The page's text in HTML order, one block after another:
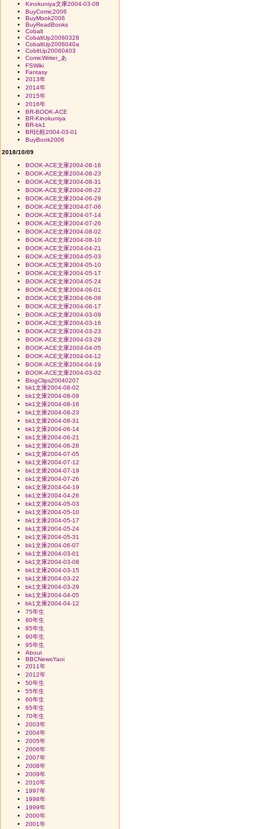
Kinokuniya文庫2004-03-08
BuyComic2006
BuyMook2006
BuyReadBooks
Cobalt
CobaltUp20060328
CobaltUp2006040a
CobltUp20060403
ComicWriter_あ
FSWiki
Fantasy
2013年
2014年
2015年
2016年
BR-BOOK-ACE
BR-Kinokuniya
BR-bk1
BR比較2004-03-01
BuyBook2006
2018/10/09
BOOK-ACE文庫2004-08-16
BOOK-ACE文庫2004-08-23
BOOK-ACE文庫2004-08-31
BOOK-ACE文庫2004-06-22
BOOK-ACE文庫2004-06-29
BOOK-ACE文庫2004-07-06
BOOK-ACE文庫2004-07-14
BOOK-ACE文庫2004-07-26
BOOK-ACE文庫2004-08-02
BOOK-ACE文庫2004-08-10
BOOK-ACE文庫2004-04-21
BOOK-ACE文庫2004-05-03
BOOK-ACE文庫2004-05-10
BOOK-ACE文庫2004-05-17
BOOK-ACE文庫2004-05-24
BOOK-ACE文庫2004-06-01
BOOK-ACE文庫2004-06-08
BOOK-ACE文庫2004-06-17
BOOK-ACE文庫2004-03-09
BOOK-ACE文庫2004-03-16
BOOK-ACE文庫2004-03-23
BOOK-ACE文庫2004-03-29
BOOK-ACE文庫2004-04-05
BOOK-ACE文庫2004-04-12
BOOK-ACE文庫2004-04-19
BOOK-ACE文庫2004-03-02
BlogClips20040207
bk1文庫2004-08-02
bk1文庫2004-08-09
bk1文庫2004-08-16
bk1文庫2004-08-23
bk1文庫2004-08-31
bk1文庫2004-06-14
bk1文庫2004-06-21
bk1文庫2004-06-28
bk1文庫2004-07-05
bk1文庫2004-07-12
bk1文庫2004-07-19
bk1文庫2004-07-26
bk1文庫2004-04-19
bk1文庫2004-04-26
bk1文庫2004-05-03
bk1文庫2004-05-10
bk1文庫2004-05-17
bk1文庫2004-05-24
bk1文庫2004-05-31
bk1文庫2004-06-07
bk1文庫2004-03-01
bk1文庫2004-03-08
bk1文庫2004-03-15
bk1文庫2004-03-22
bk1文庫2004-03-29
bk1文庫2004-04-05
bk1文庫2004-04-12
75年生
80年生
85年生
90年生
95年生
About
BBCNewsYaoi
2011年
2012年
50年生
55年生
60年生
65年生
70年生
2003年
2004年
2005年
2006年
2007年
2008年
2009年
2010年
1997年
1998年
1999年
2000年
2001年